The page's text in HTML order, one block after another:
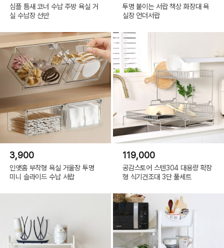
심플 틈새 코너 수납 주방 욕실 거
실 수납장 선반
투명 붙이는 서랍 책상 화장대 욕
실장 언더서랍
3,900
인앳홈 부착형 욕실 거울장 투명
미니 슬라이드 수납 서랍
119,000
공감스토어 스텐304 대용량 확장
형 식기건조대 3단 풀세트